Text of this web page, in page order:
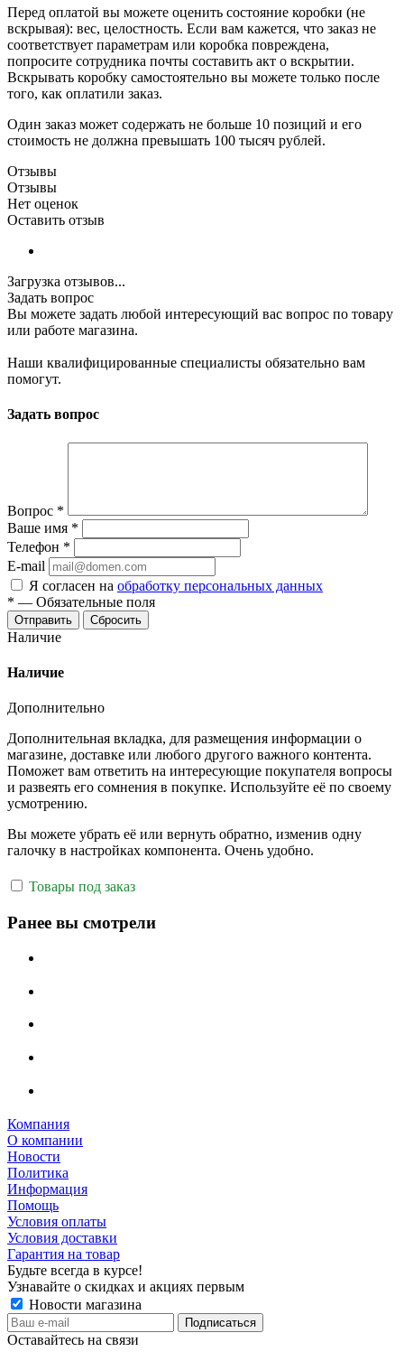
Перед оплатой вы можете оценить состояние коробки (не
вскрывая): вес, целостность. Если вам кажется, что заказ не
соответствует параметрам или коробка повреждена,
попросите сотрудника почты составить акт о вскрытии.
Вскрывать коробку самостоятельно вы можете только после
того, как оплатили заказ.
Один заказ может содержать не больше 10 позиций и его
стоимость не должна превышать 100 тысяч рублей.
Отзывы
Отзывы
Нет оценок
Оставить отзыв
Загрузка отзывов...
Задать вопрос
Вы можете задать любой интересующий вас вопрос по товару
или работе магазина.
Наши квалифицированные специалисты обязательно вам
помогут.
Задать вопрос
Вопрос *
Ваше имя *
Телефон *
E-mail
Я согласен на обработку персональных данных
* — Обязательные поля
Отправить Сбросить
Наличие
Наличие
Дополнительно
Дополнительная вкладка, для размещения информации о
магазине, доставке или любого другого важного контента.
Поможет вам ответить на интересующие покупателя вопросы
и развеять его сомнения в покупке. Используйте её по своему
усмотрению.
Вы можете убрать её или вернуть обратно, изменив одну
галочку в настройках компонента. Очень удобно.
Товары под заказ
Ранее вы смотрели
Компания
О компании
Новости
Политика
Информация
Помощь
Условия оплаты
Условия доставки
Гарантия на товар
Будьте всегда в курсе!
Узнавайте о скидках и акциях первым
Новости магазина
Оставайтесь на связи